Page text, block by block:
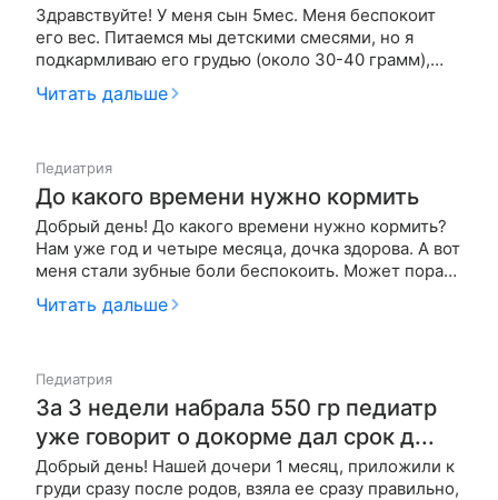
Здравствуйте! У меня сын 5мес. Меня беспокоит
его вес. Питаемся мы детскими смесями, но я
подкармливаю его грудью (около 30-40 грамм),
когда он просит. Каждый месяц мы прибавляем 1 кг,
а то и 1200! Первый месяц он недоедал, т.к. молока
Читать дальше
Педиатрия
До какого времени нужно кормить
Добрый день! До какого времени нужно кормить?
Нам уже год и четыре месяца, дочка здорова. А вот
меня стали зубные боли беспокоить. Может пора
прекратить грудное вскармливание? Как это
сделать, если дочка спит со мной и молочко перед
Читать дальше
Педиатрия
За 3 недели набрала 550 гр педиатр
уже говорит о докорме дал срок д...
Добрый день! Нашей дочери 1 месяц, приложили к
груди сразу после родов, взяла ее сразу правильно,